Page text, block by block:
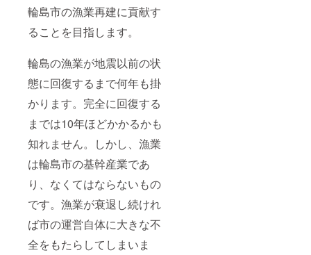
輪島市の漁業再建に貢献す
ることを目指します。
輪島の漁業が地震以前の状
態に回復するまで何年も掛
かります。完全に回復する
までは10年ほどかかるかも
知れません。しかし、漁業
は輪島市の基幹産業であ
り、なくてはならないもの
です。漁業が衰退し続けれ
ば市の運営自体に大きな不
全をもたらしてしまいま